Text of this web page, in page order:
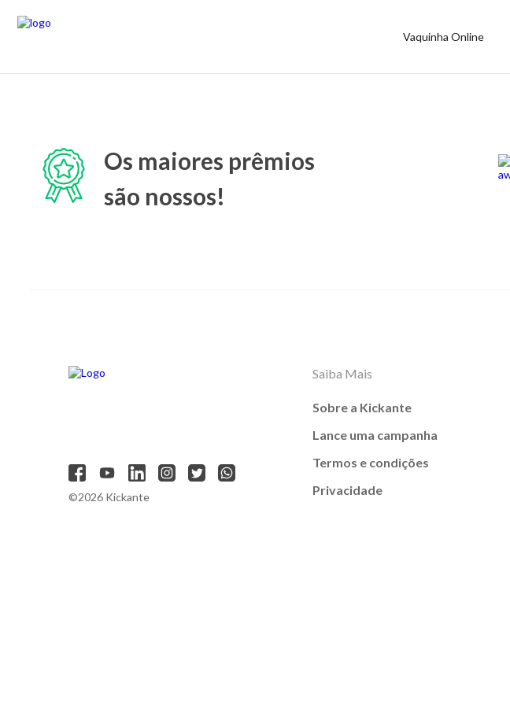
Vaquinha Online
Os maiores prêmios
são nossos!
©2026 Kickante
Saiba Mais
Sobre a Kickante
Lance uma campanha
Termos e condições
Privacidade